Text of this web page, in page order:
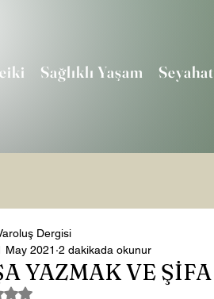
Sağlıklı Yaşam Seyahat
YAZMAK VE ŞİFA
Dergisi
May 2021 2 dakikada okunur
üzerinden NaN yıldız